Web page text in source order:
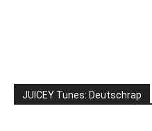
JUICEY Tunes: Deutschrap